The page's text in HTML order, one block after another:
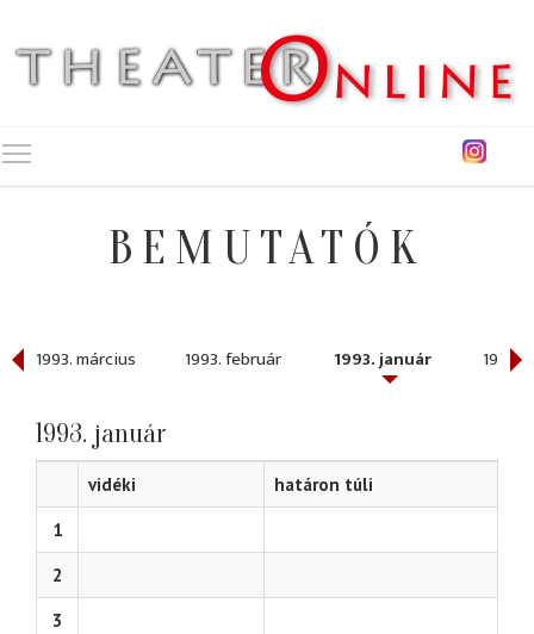
BEMUTATÓK
1993. március 1993. február 1993. január 1992.
1993. január
vidéki
határon túli
1
2
3